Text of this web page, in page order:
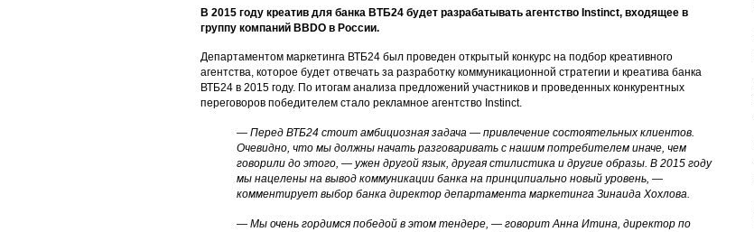
В 2015 году креатив для банка ВТБ24 будет разрабатывать агентство Instinct, входящее в
группу компаний BBDO в России.
Департаментом маркетинга ВТБ24 был проведен открытый конкурс на подбор креативного
агентства, которое будет отвечать за разработку коммуникационной стратегии и креатива банка
ВТБ24 в 2015 году. По итогам анализа предложений участников и проведенных конкурентных
переговоров победителем стало рекламное агентство Instinct.
— Перед ВТБ24 стоит амбициозная задача — привлечение состоятельных клиентов.
Очевидно, что мы должны начать разговаривать с нашим потребителем иначе, чем
говорили до этого, — ужен другой язык, другая стилистика и другие образы. В 2015 году
мы нацелены на вывод коммуникации банка на принципиально новый уровень, —
комментирует выбор банка директор департамента маркетинга Зинаида Хохлова.
— Мы очень гордимся победой в этом тендере, — говорит Анна Итина, директор по